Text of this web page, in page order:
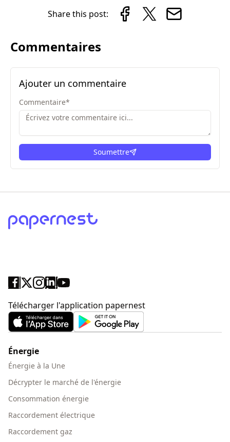
Share this post:
Commentaires
Ajouter un commentaire
Commentaire*
Soumettre
Télécharger l'application papernest
Énergie
Énergie à la Une
Décrypter le marché de l'énergie
Consommation énergie
Raccordement électrique
Raccordement gaz